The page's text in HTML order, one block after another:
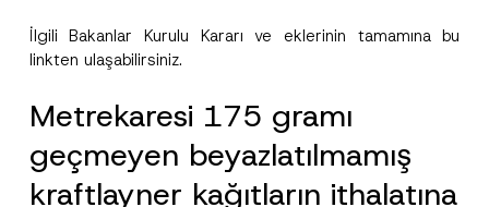
İlgili Bakanlar Kurulu Kararı ve eklerinin tamamına bu
linkten ulaşabilirsiniz.
Metrekaresi 175 gramı
geçmeyen beyazlatılmamış
kraftlayner kağıtların ithalatına